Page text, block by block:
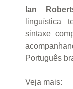
Ian
linguística
sintaxe
Português
Veja mais: